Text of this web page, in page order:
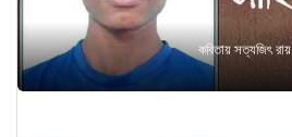
কবিতায় সত্যজিৎ রায়